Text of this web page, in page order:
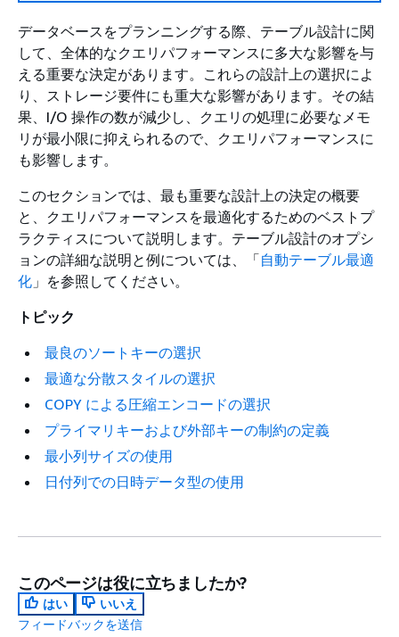
データベースをプランニングする際、テーブル設計に関
して、全体的なクエリパフォーマンスに多大な影響を与
える重要な決定があります。これらの設計上の選択によ
り、ストレージ要件にも重大な影響があります。その結
果、I/O 操作の数が減少し、クエリの処理に必要なメモ
リが最小限に抑えられるので、クエリパフォーマンスに
も影響します。
このセクションでは、最も重要な設計上の決定の概要
と、クエリパフォーマンスを最適化するためのベストプ
ラクティスについて説明します。テーブル設計のオプシ
ョンの詳細な説明と例については、「自動テーブル最適
化 」を参照してください。
トピック
最良のソートキーの選択
最適な分散スタイルの選択
COPY による圧縮エンコードの選択
プライマリキーおよび外部キーの制約の定義
最小列サイズの使用
日付列での日時データ型の使用
このページは役に立ちましたか?
はい
いいえ
フィードバックを送信